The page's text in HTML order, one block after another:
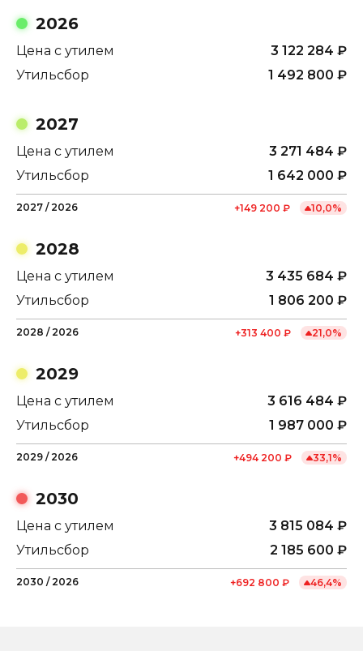
2026
Цена с утилем 3 122 284 ₽
Утильсбор
1 492 800 ₽
2027
Цена с утилем 3 271 484 ₽
Утильсбор
1 642 000 ₽
2027 / 2026 +149 200 ₽ 10,0%
2028
Цена с утилем 3 435 684 ₽
Утильсбор
1 806 200 ₽
2028 / 2026 +313 400 ₽ 21,0%
2029
Цена с утилем 3 616 484 ₽
Утильсбор
1 987 000 ₽
2029 / 2026 +494 200 ₽ 33,1%
2030
Цена с утилем 3 815 084 ₽
Утильсбор
2 185 600 ₽
2030 / 2026 +692 800 ₽ 46,4%